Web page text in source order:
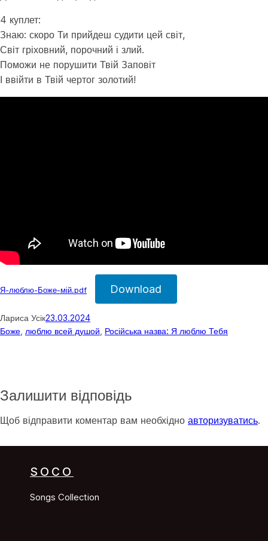
4 куплет:
Знаю: скоро Ти прийдеш судити цей світ,
Світ гріховний, порочний і злий.
Поможи не порушити Твій Заповіт
І ввійти в Твій чертог золотий!
Я-люблю-Боже-мій.pdf Download
Лариса Усік23.03.2024
Боже люблю всей душой Російська назва: Я люблю Тебя
Залишити відповідь
Щоб відправити коментар вам необхідно авторизуватись.
SOCO
Songs Collection